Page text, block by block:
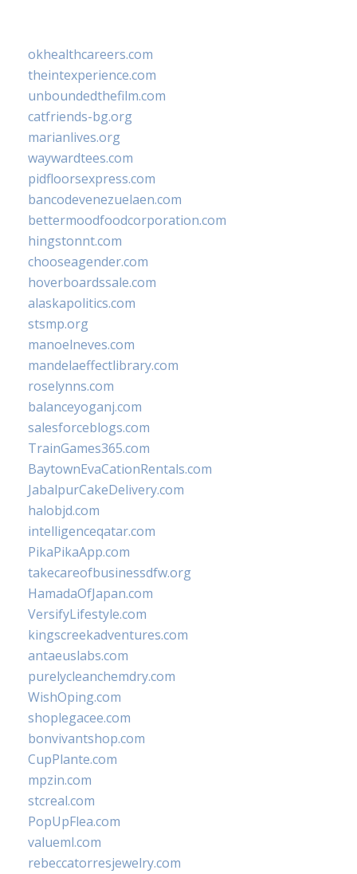
okhealthcareers.com
theintexperience.com
unboundedthefilm.com
catfriends-bg.org
marianlives.org
waywardtees.com
pidfloorsexpress.com
bancodevenezuelaen.com
bettermoodfoodcorporation.com
hingstonnt.com
chooseagender.com
hoverboardssale.com
alaskapolitics.com
stsmp.org
manoelneves.com
mandelaeffectlibrary.com
roselynns.com
balanceyoganj.com
salesforceblogs.com
TrainGames365.com
BaytownEvaCationRentals.com
JabalpurCakeDelivery.com
halobjd.com
intelligenceqatar.com
PikaPikaApp.com
takecareofbusinessdfw.org
HamadaOfJapan.com
VersifyLifestyle.com
kingscreekadventures.com
antaeuslabs.com
purelycleanchemdry.com
WishOping.com
shoplegacee.com
bonvivantshop.com
CupPlante.com
mpzin.com
stcreal.com
PopUpFlea.com
valueml.com
rebeccatorresjewelry.com